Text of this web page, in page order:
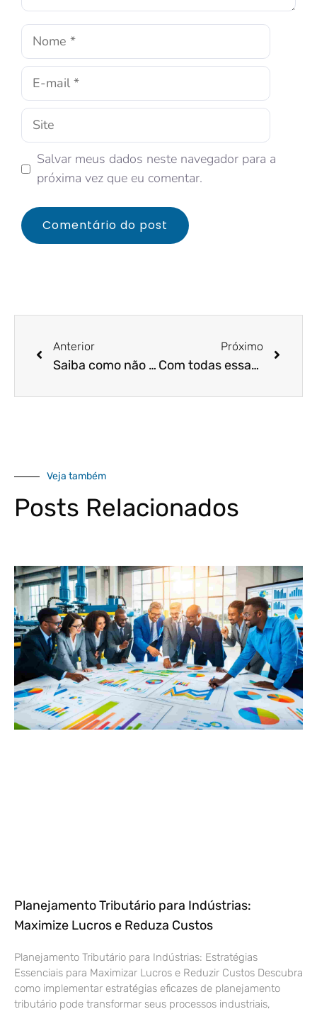
Salvar meus dados neste navegador para a
próxima vez que eu comentar.
Anterior
Saiba como não ser banido ao utilizar a API do Whatsapp Business
Próximo
Com todas essas mudanças, como fica o 13º de 2020? Entenda agora!
Veja também
Posts Relacionados
Planejamento Tributário para Indústrias:
Maximize Lucros e Reduza Custos
Planejamento Tributário para Indústrias: Estratégias
Essenciais para Maximizar Lucros e Reduzir Custos Descubra
como implementar estratégias eficazes de planejamento
tributário pode transformar seus processos industriais,